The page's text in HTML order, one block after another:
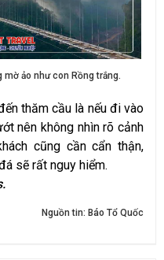
mờ ảo như con Rồng trắng.
thăm cầu là nếu đi vào
nên không nhìn rõ cảnh
cũng cần cẩn thận,
sẽ rất nguy hiểm.
Nguồn tin: Báo Tổ Quốc